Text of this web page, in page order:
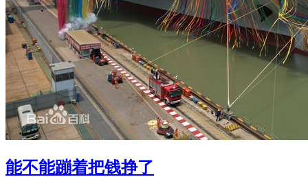
能不能蹦着把钱挣了